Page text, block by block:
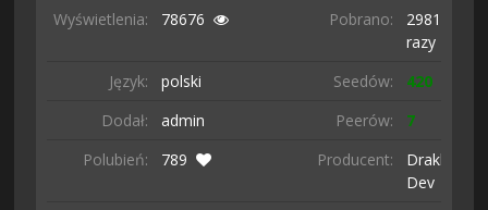
Wyświetlenia: 78676 Pobrano:
2981
razy
Język:
polski Seedów:
420
Dodał:
admin Peerów:
7
Polubień:
789 Producent:
Drakkar
Dev